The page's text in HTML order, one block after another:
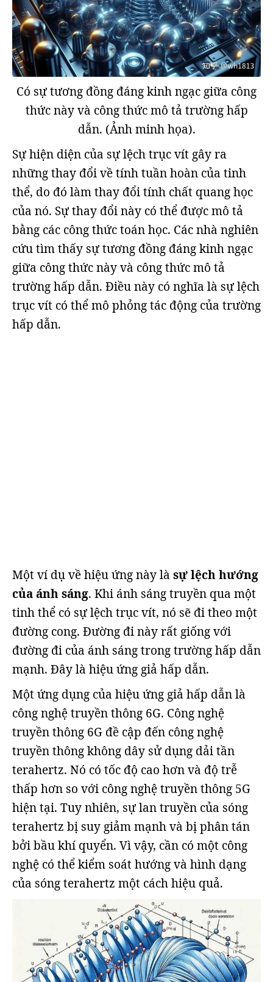
Có sự tương đồng đáng kinh ngạc giữa công
thức này và công thức mô tả trường hấp
dẫn. (Ảnh minh họa).
Sự hiện diện của sự lệch trục vít gây ra
những thay đổi về tính tuần hoàn của tinh
thể, do đó làm thay đổi tính chất quang học
của nó. Sự thay đổi này có thể được mô tả
bằng các công thức toán học. Các nhà nghiên
cứu tìm thấy sự tương đồng đáng kinh ngạc
giữa công thức này và công thức mô tả
trường hấp dẫn. Điều này có nghĩa là sự lệch
trục vít có thể mô phỏng tác động của trường
hấp dẫn.
Một ví dụ về hiệu ứng này là sự lệch hướng
của ánh sáng. Khi ánh sáng truyền qua một
tinh thể có sự lệch trục vít, nó sẽ đi theo một
đường cong. Đường đi này rất giống với
đường đi của ánh sáng trong trường hấp dẫn
mạnh. Đây là hiệu ứng giả hấp dẫn.
Một ứng dụng của hiệu ứng giả hấp dẫn là
công nghệ truyền thông 6G. Công nghệ
truyền thông 6G đề cập đến công nghệ
truyền thông không dây sử dụng dải tần
terahertz. Nó có tốc độ cao hơn và độ trễ
thấp hơn so với công nghệ truyền thông 5G
hiện tại. Tuy nhiên, sự lan truyền của sóng
terahertz bị suy giảm mạnh và bị phân tán
bởi bầu khí quyển. Vì vậy, cần có một công
nghệ có thể kiểm soát hướng và hình dạng
của sóng terahertz một cách hiệu quả.